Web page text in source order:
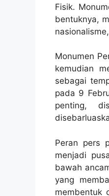
Fisik.
bentuknya,
Monumen
kemudian
sebagai
pada 9
penting,
Peran pers
menjadi
bawah
yang
membentuk